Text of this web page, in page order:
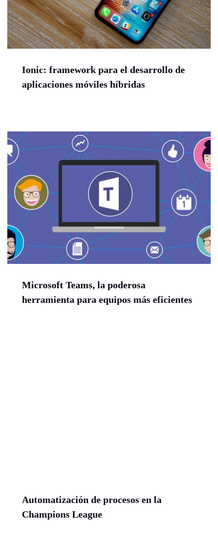
Ionic: framework para el desarrollo de
aplicaciones móviles híbridas
Microsoft Teams, la poderosa
herramienta para equipos más eficientes
Automatización de procesos en la
Champions League